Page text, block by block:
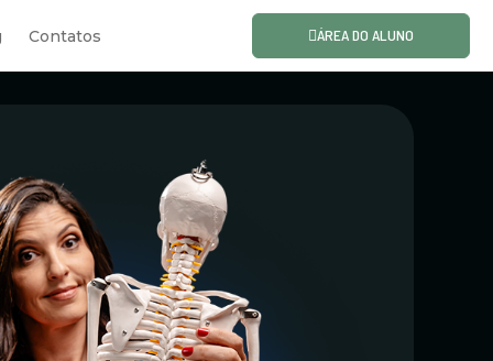
Contatos ÁREA DO ALUNO